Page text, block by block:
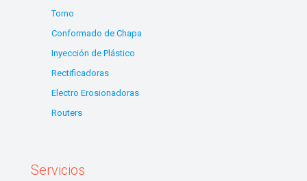
Torno
Conformado de Chapa
Inyección de Plástico
Rectificadoras
Electro Erosionadoras
Routers
Servicios